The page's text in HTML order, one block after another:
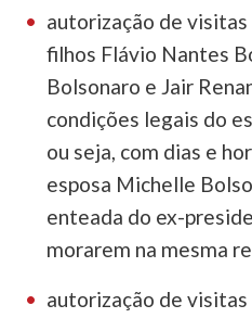
autorização de
filhos Flávio Nantes
Bolsonaro e Jair
condições legais do
ou seja, com dias e
esposa Michelle
enteada do ex-
morarem na mesma
autorização de